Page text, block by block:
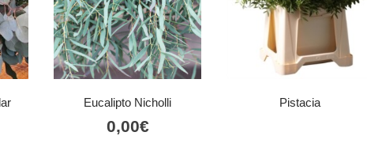
Eucalipto Nicholli
0,00€
Pistacia